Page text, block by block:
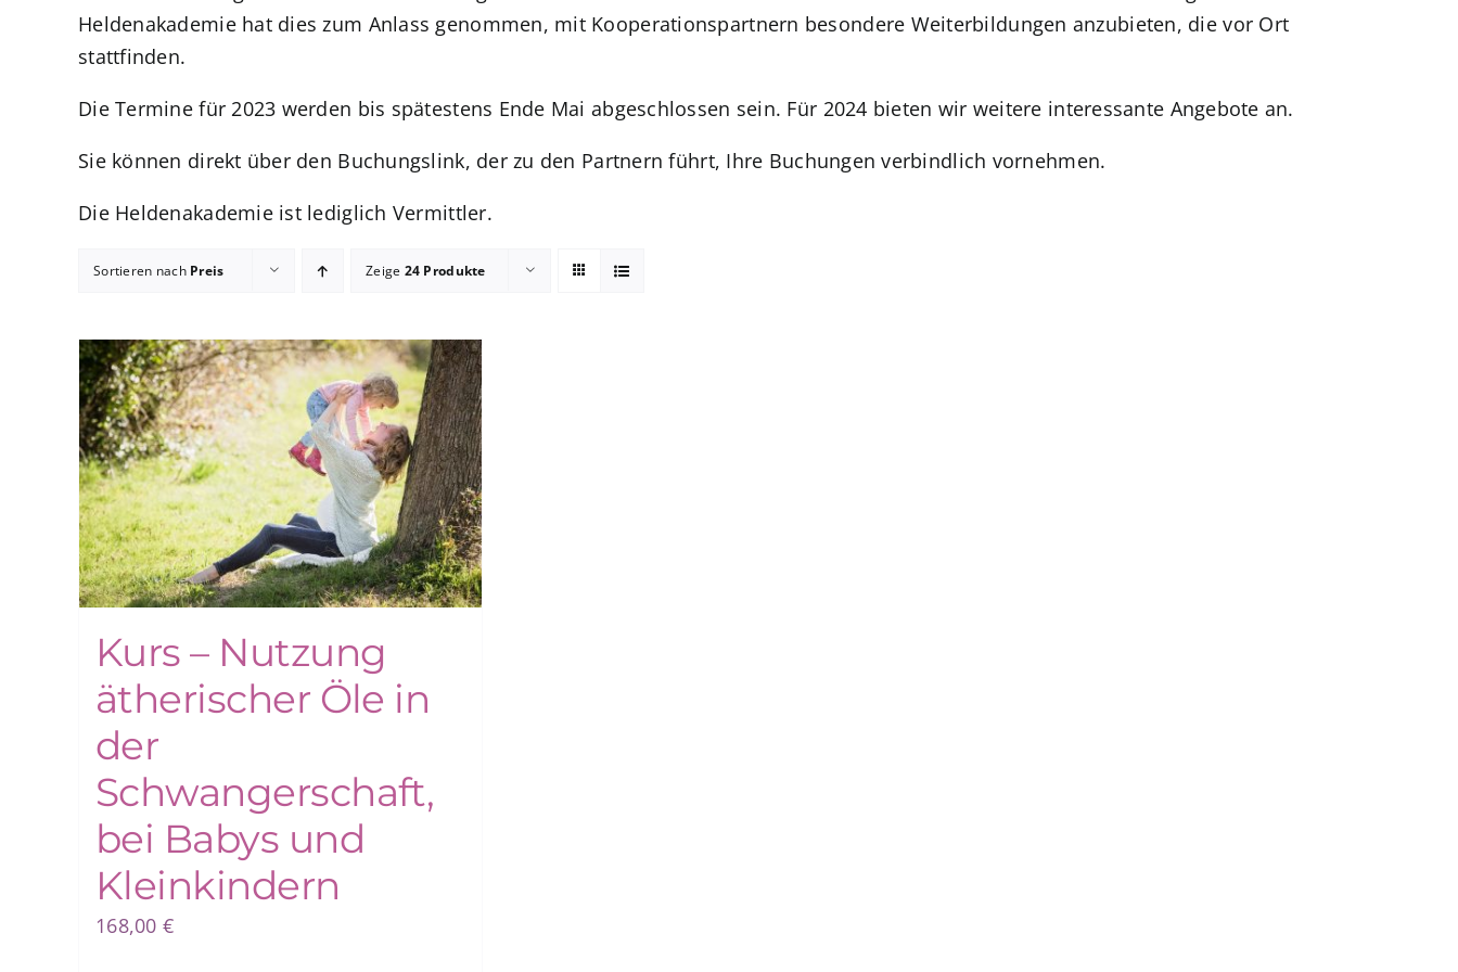
Heldenakademie hat dies zum Anlass genommen, mit Kooperationspartnern besondere Weiterbildungen anzubieten, die vor Ort
stattfinden.
Die Termine für 2023 werden bis spätestens Ende Mai abgeschlossen sein. Für 2024 bieten wir weitere interessante Angebote an.
Sie können direkt über den Buchungslink, der zu den Partnern führt, Ihre Buchungen verbindlich vornehmen.
Die Heldenakademie ist lediglich Vermittler.
Sortieren nach Preis Zeige 24 Produkte
Kurs – Nutzung
ätherischer Öle in
der
Schwangerschaft,
bei Babys und
Kleinkindern
168,00 €